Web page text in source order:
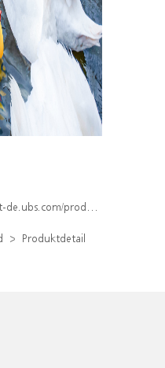
detail/index/isin/DE000WA8RZP3
Produktdetail